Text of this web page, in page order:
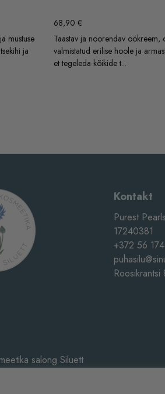
mustuse
ja
68,90 €
Taastav ja noorendav öökreem,
valmistatud erilise hoole ja
et tegeleda kõikide t...
Kontakt
Purest
17240381
+372 56
salong Siluett